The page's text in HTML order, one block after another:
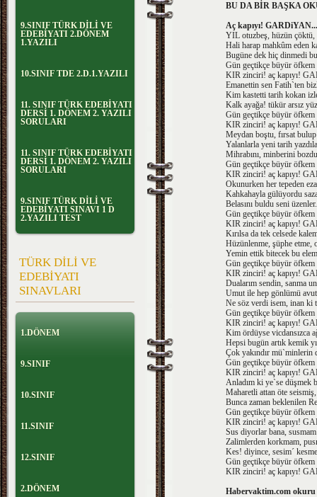
9.SINIF TÜRK DİLİ VE
EDEBİYATI 2.DÖNEM
1.YAZILI
10.SINIF TDE 2.D.1.YAZILI
11. SINIF TÜRK EDEBİYATI
DERSİ 1. DÖNEM 2. YAZILI
SORULARI
11. SINIF TÜRK EDEBİYATI
DERSİ 1. DÖNEM 2. YAZILI
SORULARI
9.SINIF TÜRK DİLİ VE
EDEBİYATI SINAVI 1 D
2.YAZILI TEST
TÜRK DİLİ VE
EDEBİYATI
SINAVLARI
1.DÖNEM
9.SINIF
10.SINIF
11.SINIF
12.SINIF
2.DÖNEM
BU DA BİR BAŞKA
Aç kapıyı! GARDiYAN...
YIL otuzbeş, hüzün çöktü,
Hali harap mahkûm eden
Bugüne dek hiç dinmedi bu
Gün geçtikçe büyür öfkem
KIR zinciri! aç kapıyı!
Emanettin sen Fatih`ten
Kim kastetti tarih kokan
Kalk ayağa! tükür arsız
Gün geçtikçe büyür öfkem
KIR zinciri! aç kapıyı!
Meydan boştu, fırsat bulup
Yalanlarla yeni tarih
Mihrabını, minberini
Gün geçtikçe büyür öfkem
KIR zinciri! aç kapıyı!
Okunurken her tepeden
Kahkahayla gülüyordu
Belasını buldu seni
Gün geçtikçe büyür öfkem
KIR zinciri! aç kapıyı!
Kırılsa da tek celsede
Hüzünlenme, şüphe etme,
Yemin ettik bitecek bu
Gün geçtikçe büyür öfkem
KIR zinciri! aç kapıyı!
Dualarım sendin, sanma
Umut ile hep gönlümü
Ne söz verdi isem, inan ki
Gün geçtikçe büyür öfkem
KIR zinciri! aç kapıyı!
Kim ördüyse vicdansızca
Hepsi bugün artık kemik
Çok yakındır mü`minlerin
Gün geçtikçe büyür öfkem
KIR zinciri! aç kapıyı!
Anladım ki ye`se düşmek
Maharetli attan öte seismiş,
Bunca zaman beklenilen
Gün geçtikçe büyür öfkem
KIR zinciri! aç kapıyı!
Sus diyorlar bana,
Zalimlerden korkmam,
Kes! diyince, sesim´
Gün geçtikçe büyür öfkem
KIR zinciri! aç kapıyı!
Habervaktim.com